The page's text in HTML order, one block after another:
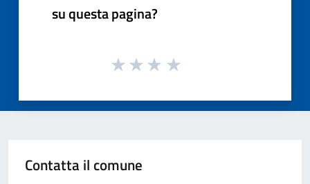
su questa pagina?
Contatta il comune